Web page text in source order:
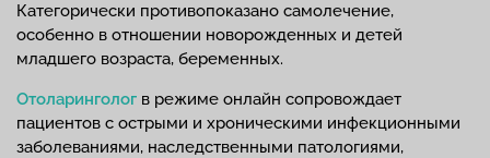
Категорически противопоказано самолечение,
особенно в отношении новорожденных и детей
младшего возраста, беременных.
Отоларинголог в режиме онлайн сопровождает
пациентов с острыми и хроническими инфекционными
заболеваниями, наследственными патологиями,